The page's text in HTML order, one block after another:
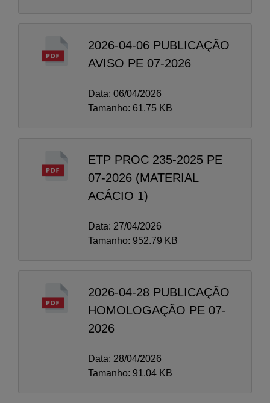
2026-04-06 PUBLICAÇÃO
AVISO PE 07-2026
Data: 06/04/2026
Tamanho: 61.75 KB
ETP PROC 235-2025 PE
07-2026 (MATERIAL
ACÁCIO 1)
Data: 27/04/2026
Tamanho: 952.79 KB
2026-04-28 PUBLICAÇÃO
HOMOLOGAÇÃO PE 07-
2026
Data: 28/04/2026
Tamanho: 91.04 KB